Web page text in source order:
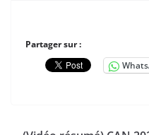
Partager sur :